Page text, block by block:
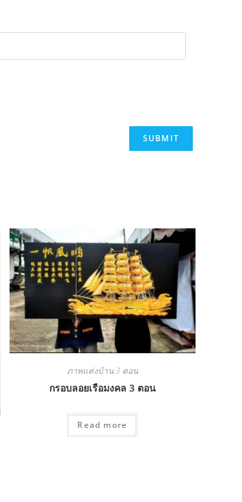
ภาพแต่งบ้าน 3 ตอน
กรอบลอยเรือมงคล 3 ตอน
Read more